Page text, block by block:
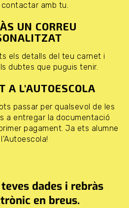
contactar amb tu.
UN CORREU
els detalls del teu carnet i
dubtes que puguis tenir.
A L'AUTOESCOLA
passar per qualsevol de les
a entregar la documentació
pagament. Ja ets alumne
dades i rebràs
en breus.